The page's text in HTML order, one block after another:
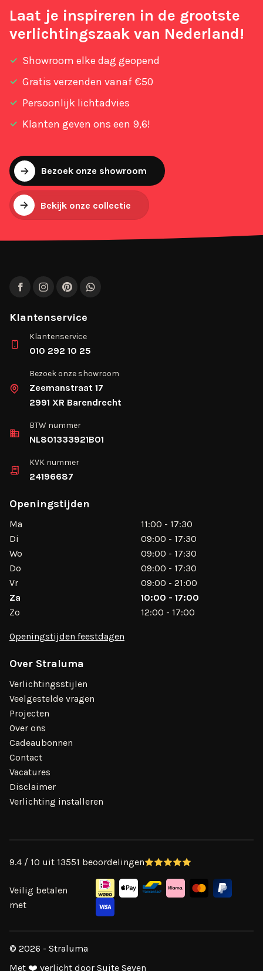
Laat je inspireren in de grootste
verlichtingszaak van Nederland!
Showroom elke dag geopend
Gratis verzenden vanaf €50
Persoonlijk lichtadvies
Klanten geven ons een 9,6!
Bezoek onze showroom
Bekijk onze collectie
FacebookInstagram
PinterestWhatsApp
Klantenservice
Klantenservice
010 292 10 25
Bezoek onze showroom
Zeemanstraat 17
2991 XR Barendrecht
BTW nummer
NL801333921B01
KVK nummer
24196687
Openingstijden
Ma
11:00 - 17:30
Di
09:00 - 17:30
Wo
09:00 - 17:30
Do
09:00 - 17:30
Vr
09:00 - 21:00
Za
10:00 - 17:00
Zo
12:00 - 17:00
Openingstijden feestdagen
Over Straluma
Verlichtingsstijlen
Veelgestelde vragen
Projecten
Over ons
Cadeaubonnen
Contact
Vacatures
Disclaimer
Verlichting installeren
9.4 / 10 uit 13551 beoordelingen
Veilig betalen
met
© 2026 - Straluma
Met ❤️ verlicht door Suite Seven